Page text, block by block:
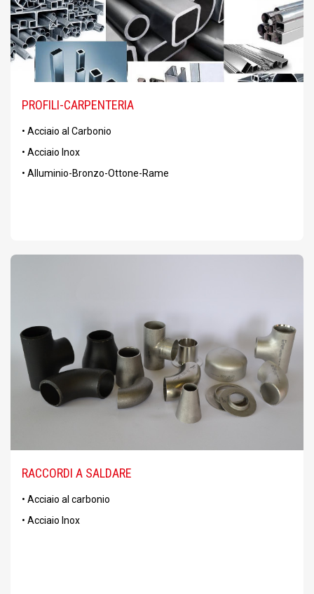
PROFILI-CARPENTERIA
• Acciaio al Carbonio
• Acciaio Inox
• Alluminio-Bronzo-Ottone-Rame
RACCORDI A SALDARE
• Acciaio al carbonio
• Acciaio Inox